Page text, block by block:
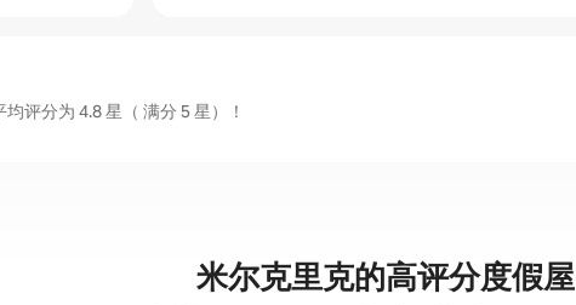
评分为 4.8 星（ 满分 5 星）！
米尔克里克的高评分度假屋